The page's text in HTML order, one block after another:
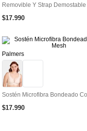
Removible Y Strap Demostable
$17.990
Palmers
Sostén Microfibra Bondeado
$17.990